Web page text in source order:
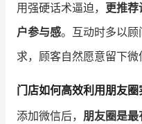
用强硬话术逼迫， 更推
户参与感。互动时多以
求，顾客自然愿意留下微
门店如何高效利用朋友圈
添加微信后， 朋友圈是